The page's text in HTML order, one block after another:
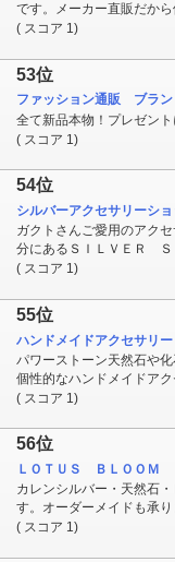
です。メーカー直販だか
( スコア 1)
53位
ファッション通販 ブラン
全て新品本物！プレゼン
( スコア 1)
54位
シルバーアクセサリーシ
ガクトさんご愛用のアク
分にあるＳＩＬＶＥＲ Ｓ
( スコア 1)
55位
ハンドメイドアクセサリ
パワーストーン天然石や
個性的なハンドメイドア
( スコア 1)
56位
ＬＯＴＵＳ ＢＬＯＯＭ
カレンシルバー・天然石
す。オーダーメイドも承り
( スコア 1)